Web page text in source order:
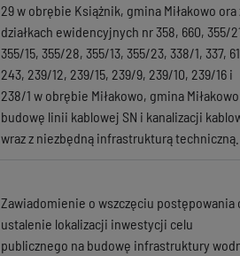
29 w obrębie Książnik, gmina Miłakowo ora
działkach ewidencyjnych nr 358, 660, 355/
355/15, 355/28, 355/13, 355/23, 338/1, 337,
243, 239/12, 239/15, 239/9, 239/10, 239/16 i
238/1 w obrębie Miłakowo, gmina
budowę linii kablowej SN i kanalizacji
wraz z niezbędną infrastrukturą techniczną.
Zawiadomienie o wszczęciu postępowania
ustalenie lokalizacji inwestycji celu
publicznego na budowę infrastruktury